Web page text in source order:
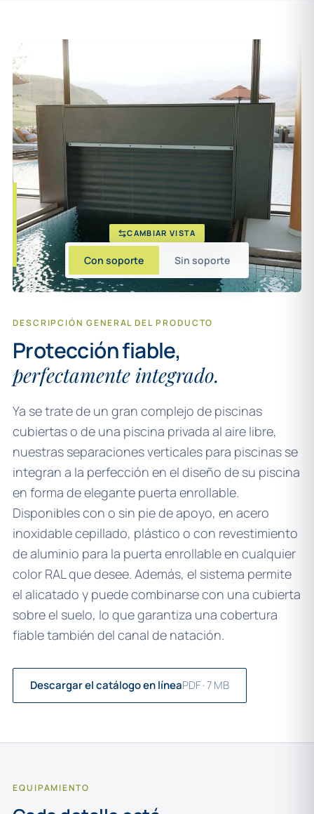
CAMBIAR VISTA
Con soporte Sin soporte
DESCRIPCIÓN GENERAL DEL PRODUCTO
Protección fiable,
perfectamente integrado.
Ya se trate de un gran complejo de piscinas
cubiertas o de una piscina privada al aire libre,
nuestras separaciones verticales para piscinas se
integran a la perfección en el diseño de su piscina
en forma de elegante puerta enrollable.
Disponibles con o sin pie de apoyo, en acero
inoxidable cepillado, plástico o con revestimiento
de aluminio para la puerta enrollable en cualquier
color RAL que desee. Además, el sistema permite
el alicatado y puede combinarse con una cubierta
sobre el suelo, lo que garantiza una cobertura
fiable también del canal de natación.
Descargar el catálogo en líneaPDF · 7 MB
EQUIPAMIENTO